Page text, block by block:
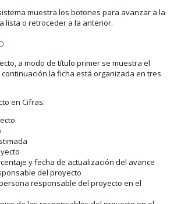
muestra los botones para avanzar a la
lista o retroceder a la anterior.
a modo de título primer se muestra el
la ficha está organizada en tres
en Cifras:
y fecha de actualización del avance
del proyecto
responsable del proyecto en el